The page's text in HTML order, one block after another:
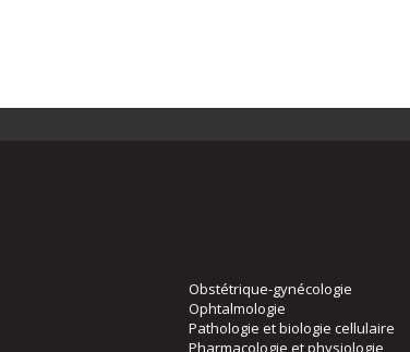
Obstétrique-gynécologie
Ophtalmologie
Pathologie et biologie cellulaire
Pharmacologie et physiologie